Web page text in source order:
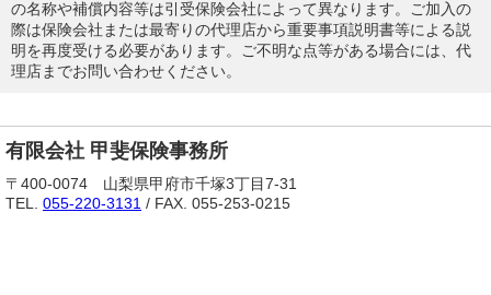
の名称や補償内容等は引受保険会社によって異なります。ご加入の
際は保険会社または最寄りの代理店から重要事項説明書等による説
明を再度受ける必要があります。ご不明な点等がある場合には、代
理店までお問い合わせください。
有限会社 甲斐保険事務所
〒400-0074 山梨県甲府市千塚3丁目7-31
TEL. 055-220-3131 / FAX. 055-253-0215